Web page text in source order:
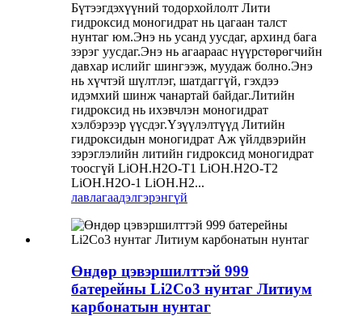
Бүтээгдэхүүний тодорхойлолт Лити
гидроксид моногидрат нь цагаан талст
нунтаг юм.Энэ нь усанд уусдаг, архинд бага
зэрэг уусдаг.Энэ нь агаараас нүүрстөрөгчийн
давхар ислийг шингээж, муудаж болно.Энэ
нь хүчтэй шүлтлэг, шатдаггүй, гэхдээ
идэмхий шинж чанартай байдаг.Литийн
гидроксид нь ихэвчлэн моногидрат
хэлбэрээр үүсдэг.Үзүүлэлтүүд Литийн
гидроксидын моногидрат Аж үйлдвэрийн
зэрэглэлийн литийн гидроксид моногидрат
тоосгүй LiOH.H2O-T1 LiOH.H2O-T2
LiOH.H2O-1 LiOH.H2...
лавлагаадэлгэрэнгүй
Өндөр цэвэршилттэй 999
батерейны Li2Co3 нунтаг Литиум
карбонатын нунтаг